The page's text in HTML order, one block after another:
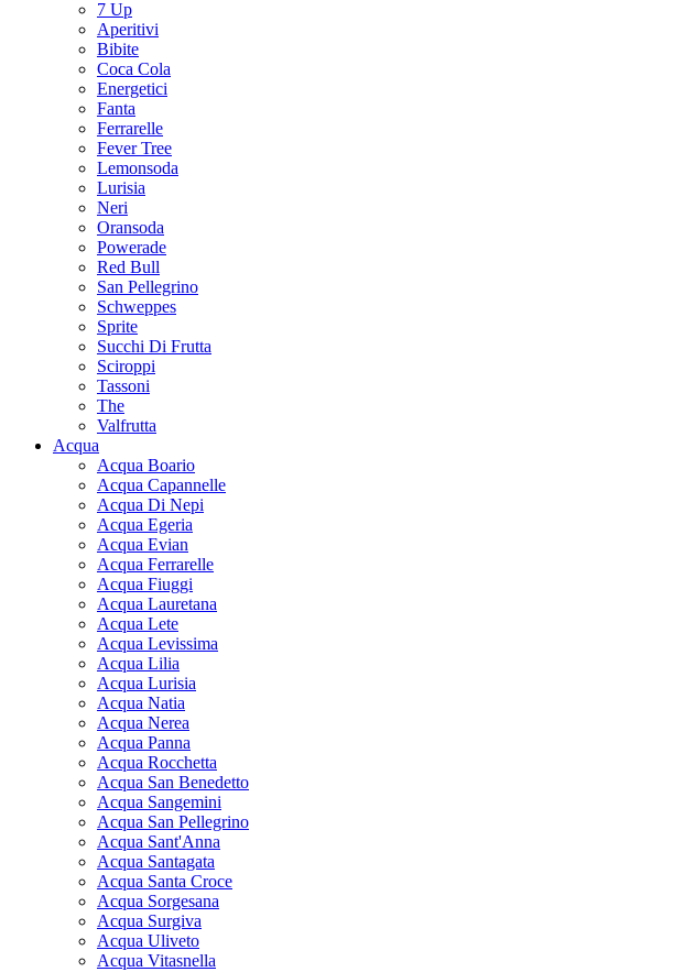
7 Up
Aperitivi
Bibite
Coca Cola
Energetici
Fanta
Ferrarelle
Fever Tree
Lemonsoda
Lurisia
Neri
Oransoda
Powerade
Red Bull
San Pellegrino
Schweppes
Sprite
Succhi Di Frutta
Sciroppi
Tassoni
The
Valfrutta
Acqua
Acqua Boario
Acqua Capannelle
Acqua Di Nepi
Acqua Egeria
Acqua Evian
Acqua Ferrarelle
Acqua Fiuggi
Acqua Lauretana
Acqua Lete
Acqua Levissima
Acqua Lilia
Acqua Lurisia
Acqua Natia
Acqua Nerea
Acqua Panna
Acqua Rocchetta
Acqua San Benedetto
Acqua Sangemini
Acqua San Pellegrino
Acqua Sant'Anna
Acqua Santagata
Acqua Santa Croce
Acqua Sorgesana
Acqua Surgiva
Acqua Uliveto
Acqua Vitasnella